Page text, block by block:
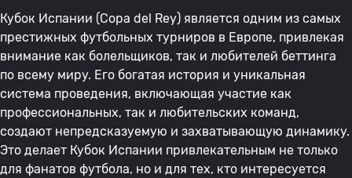
Кубок Испании (Copa del Rey) является одним из самых
престижных футбольных турниров в Европе, привлекая
внимание как болельщиков, так и любителей беттинга
по всему миру. Его богатая история и уникальная
система проведения, включающая участие как
профессиональных, так и любительских команд,
создают непредсказуемую и захватывающую динамику.
Это делает Кубок Испании привлекательным не только
для фанатов футбола, но и для тех, кто интересуется